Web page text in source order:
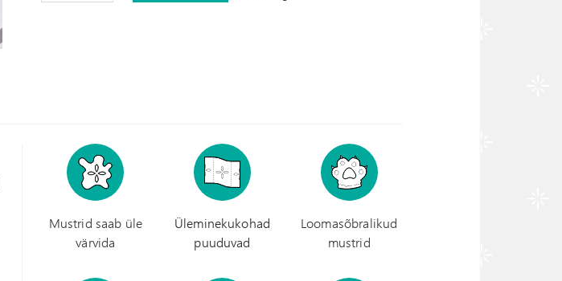
Mustrid saab üle
värvida
Üleminekukohad
puuduvad
Loomasõbralikud
mustrid